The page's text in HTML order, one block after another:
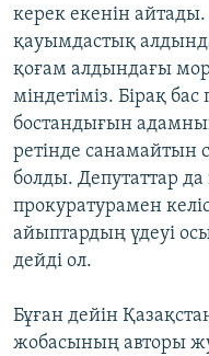
керек екенін
қауымдастық
қоғам алдындағы
міндетіміз. Бірақ
бостандығын
ретінде санамайтын
болды. Депутаттар да
прокуратурамен
айыптардың үдеуі
дейді ол.
Бұған дейін
жобасының авторы